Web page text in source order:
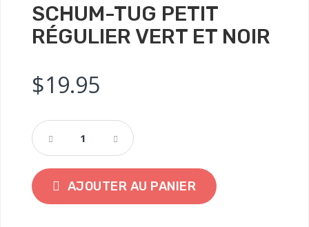
SCHUM-TUG PETIT
RÉGULIER VERT ET NOIR
$19.95
AJOUTER AU PANIER